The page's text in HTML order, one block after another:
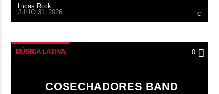
Lucas Rock
JULIO 31, 2026
MÚSICA LATINA 0
COSECHADORES BAND